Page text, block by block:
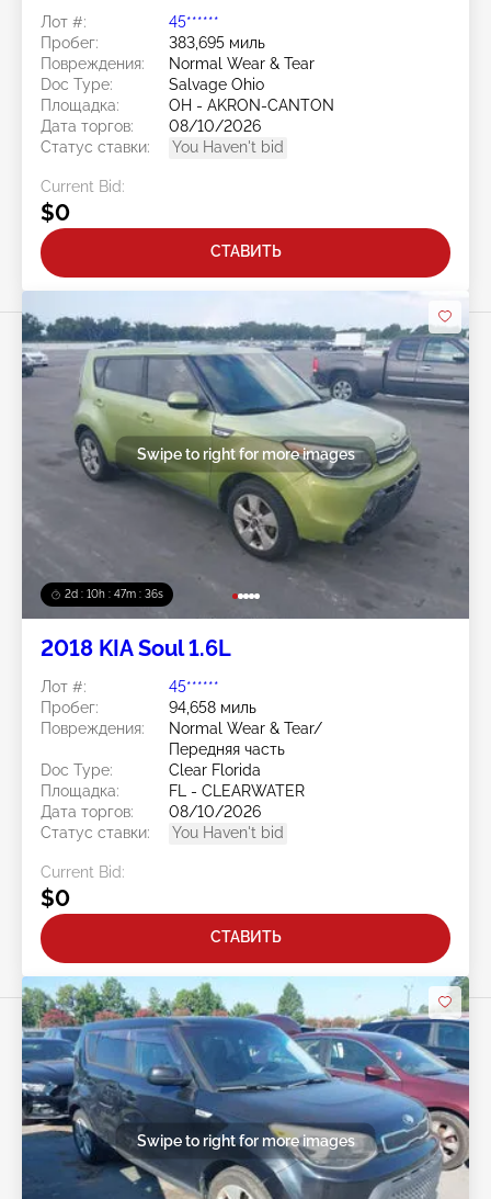
Лот #:
45******
Пробег:
383,695 миль
Повреждения:
Normal Wear & Tear
Doc Type:
Salvage Ohio
Площадка:
OH - AKRON-CANTON
Дата торгов:
08/10/2026
Статус ставки:
You Haven't bid
Current Bid:
$0
СТАВИТЬ
2d : 10h : 47m : 33s
Swipe to right for more images
2018 KIA Soul 1.6L
Лот #:
45******
Пробег:
94,658 миль
Повреждения:
Normal Wear & Tear/
Передняя часть
Doc Type:
Clear Florida
Площадка:
FL - CLEARWATER
Дата торгов:
08/10/2026
Статус ставки:
You Haven't bid
Current Bid:
$0
СТАВИТЬ
Swipe to right for more images